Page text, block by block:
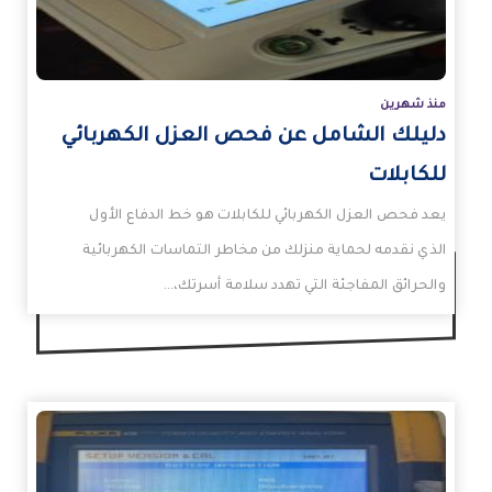
منذ شهرين
دليلك الشامل عن فحص العزل الكهربائي
للكابلات
يعد فحص العزل الكهربائي للكابلات هو خط الدفاع الأول
الذي نقدمه لحماية منزلك من مخاطر التماسات الكهربائية
والحرائق المفاجئة التي تهدد سلامة أسرتك،…